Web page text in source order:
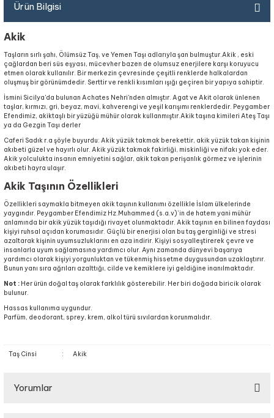
Ürün Bilgisi
Akik
Taşların sırlı şahı, Ölümsüz Taş, ve Yemen Taşı adlarıyla şan bulmuştur.Akik , eski
çağlardan beri süs eşyası, mücevher bazen de olumsuz enerjilere karşı koruyucu
etmen olarak kullanılır. Bir merkezin çevresinde çeşitli renklerde halkalardan
oluşmuş bir görünümdedir. Serttir ve renkli kısımları ışığı geçiren bir yapıya sahiptir.
İsmini Sicilya'da bulunan Achates Nehri'nden almıştır. Agat ve Akit olarak ünlenen
taşlar, kırmızı, gri, beyaz, mavi, kahverengi ve yeşil karışımı renklerdedir. Peygamber
Efendimiz, akiktaşlı bir yüzüğü mühür olarak kullanmıştır.Akik taşına kimileri Ateş Taşı
ya da Gezgin Taşı derler
Caferi Sadık r.a şöyle buyurdu: Akik yüzük takmak berekettir, akik yüzük takan kişinin
akıbeti güzel ve hayırlı olur. Akik yüzük takmak fakirliği, miskinliği ve nifakı yok eder.
Akik yolculukta insanın emniyetini sağlar, akik takan perişanlık görmez ve işlerinin
akıbeti hayra ulaşır.
Akik Taşının Özellikleri
Özellikleri saymakla bitmeyen akik taşının kullanımı özellikle İslam ülkelerinde
yaygındır. Peygamber Efendimiz Hz.Muhammed (s.a.v)’in de hatem yani mühür
anlamında bir akik yüzük taşıdığı rivayet olunmaktadır. Akik taşının en bilinen faydası
kişiyi ruhsal açıdan korumasıdır. Güçlü bir enerjisi olan bu taş gerginliği ve stresi
azaltarak kişinin uyumsuzluklarını en aza indirir. Kişiyi sosyalleştirerek çevre ve
insanlarla uyum sağlamasına yardımcı olur. Aynı zamanda dünyevi başarıya
yardımcı olarak kişiyi yorgunluktan ve tükenmiş hissetme duygusundan uzaklaştırır.
Bunun yanı sıra ağrıları azalttığı, cilde ve kemiklere iyi geldiğine inanılmaktadır.
Not : Her ürün doğal taş olarak farklılık gösterebilir. Her biri doğada biricik olarak
bulunur.
Hassas kullanıma uygundur.
Parfüm, deodorant, sprey, krem, alkol türü sıvılardan korunmalıdır.
Taş Cinsi : Akik
Yorumlar